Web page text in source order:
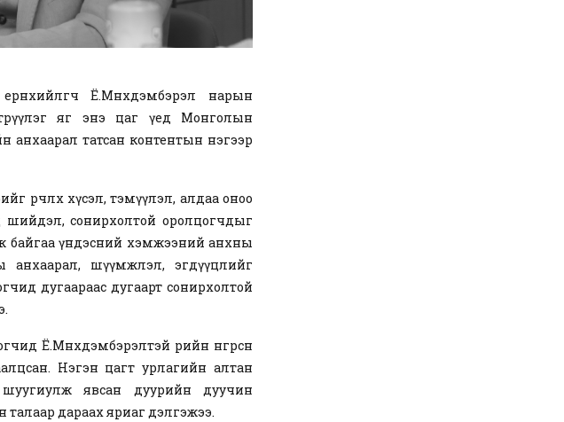
Ё.Мөнхдэмбэрэл нарын
яг энэ цаг үед Монголын
анхаарал татсан контентын нэгээр
өөрчлөх хүсэл, тэмүүлэл, алдаа оноо
шийдэл, сонирхолтой оролцогчдыг
байгаа үндэсний хэмжээний анхны
шүүмжлэл, эгдүүцлийг
дугаараас дугаарт сонирхолтой
Ё.Мөнхдэмбэрэлтэй өөрийн өнгөрсөн
Нэгэн цагт урлагийн алтан
шуугиулж явсан дуурийн дуучин
талаар дараах яриаг дэлгэжээ.